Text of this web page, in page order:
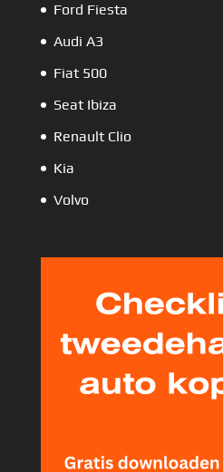
Ford Fiesta
Audi A3
Fiat 500
Seat Ibiza
Renault Clio
Kia
Volvo